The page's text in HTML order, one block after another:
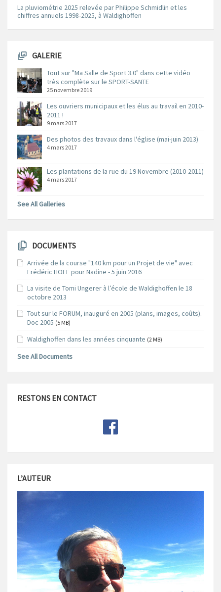
La pluviométrie 2025 relevée par Philippe Schmidlin et les
chiffres annuels 1998-2025, à Waldighoffen
GALERIE
Tout sur "Ma Salle de Sport 3.0" dans cette vidéo
très complète sur le SPORT-SANTE
25 novembre 2019
Les ouvriers municipaux et les élus au travail en 2010-
2011 !
9 mars 2017
Des photos des travaux dans l'église (mai-juin 2013)
4 mars 2017
Les plantations de la rue du 19 Novembre (2010-2011)
4 mars 2017
See All Galleries
DOCUMENTS
Arrivée de la course "140 km pour un Projet de vie" avec
Frédéric HOFF pour Nadine - 5 juin 2016
La visite de Tomi Ungerer à l’école de Waldighoffen le 18
octobre 2013
Tout sur le FORUM, inauguré en 2005 (plans, images, coûts).
Doc 2005 (5 MB)
Waldighoffen dans les années cinquante (2 MB)
See All Documents
RESTONS EN CONTACT
L’AUTEUR